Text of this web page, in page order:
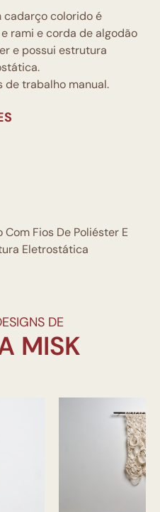
cadarço colorido é
rami e corda de algodão
e possui estrutura
de trabalho manual.
Fios De Poliéster E
Eletrostática
DE